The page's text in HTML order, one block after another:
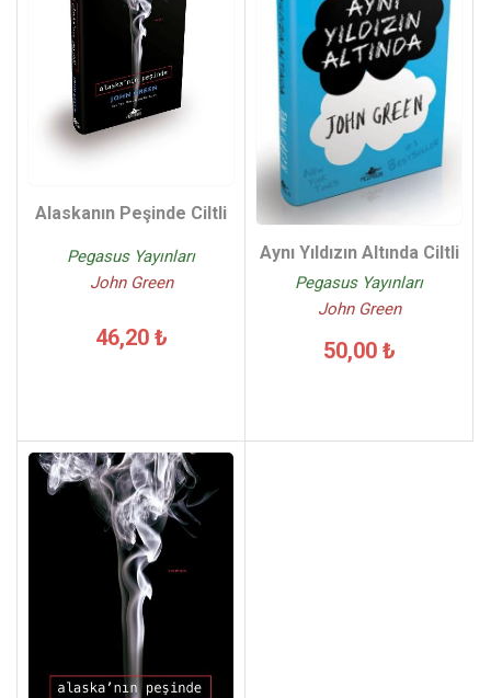
Alaskanın Peşinde Ciltli
Pegasus Yayınları
John Green
46,20 ₺
Aynı Yıldızın Altında Ciltli
Pegasus Yayınları
John Green
50,00 ₺